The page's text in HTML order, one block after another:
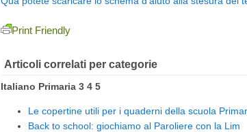
Print Friendly
Articoli correlati per categorie
Italiano Primaria 3 4 5
Le copertine utili per i quaderni della scuola
Back to school: giochiamo al Paroliere con la Lim